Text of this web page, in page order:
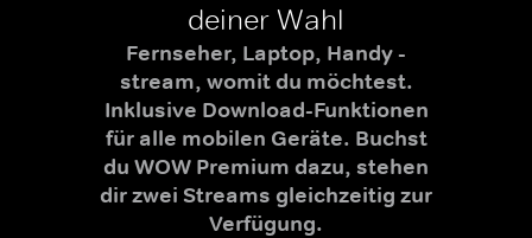
deiner Wahl
Fernseher, Laptop, Handy -
stream, womit du möchtest.
Inklusive Download-Funktionen
für alle mobilen Geräte. Buchst
du WOW Premium dazu, stehen
dir zwei Streams gleichzeitig zur
Verfügung.